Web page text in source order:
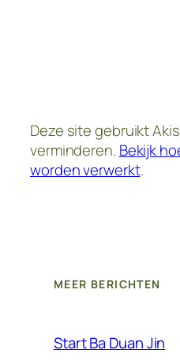
Deze site gebruikt
verminderen. Bekijk
worden verwerkt.
MEER BERICHTEN
Start Ba Duan Jin